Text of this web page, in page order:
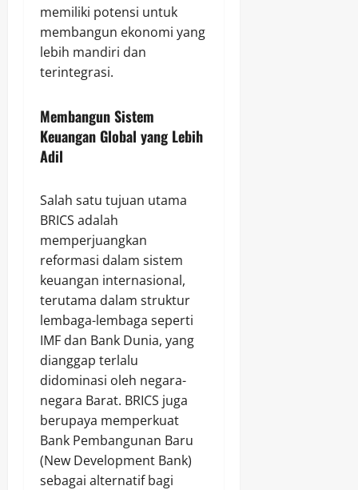
memiliki potensi untuk
membangun ekonomi yang
lebih mandiri dan
terintegrasi.
Membangun Sistem
Keuangan Global yang Lebih
Adil
Salah satu tujuan utama
BRICS adalah
memperjuangkan
reformasi dalam sistem
keuangan internasional,
terutama dalam struktur
lembaga-lembaga seperti
IMF dan Bank Dunia, yang
dianggap terlalu
didominasi oleh negara-
negara Barat. BRICS juga
berupaya memperkuat
Bank Pembangunan Baru
(New Development Bank)
sebagai alternatif bagi